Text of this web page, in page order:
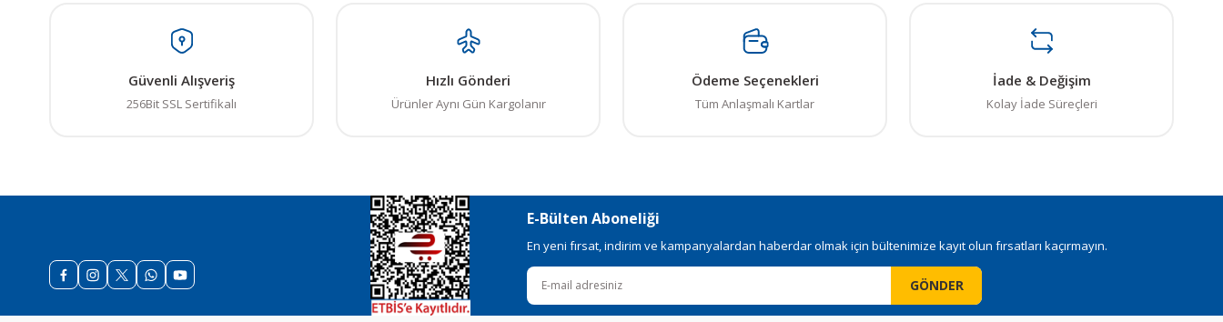
Güvenli Alışveriş
256Bit SSL Sertifikalı
Hızlı Gönderi
Ürünler Aynı Gün Kargolanır
Ödeme Seçenekleri
Tüm Anlaşmalı Kartlar
İade & Değişim
Kolay İade Süreçleri
E-Bülten Aboneliği
En yeni fırsat, indirim ve kampanyalardan haberdar olmak için bültenimize kayıt olun fırsatları kaçırmayın.
GÖNDER